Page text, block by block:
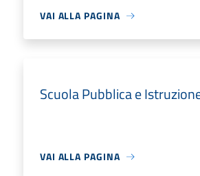
VAI ALLA PAGINA
Scuola Pubblica e
VAI ALLA PAGINA